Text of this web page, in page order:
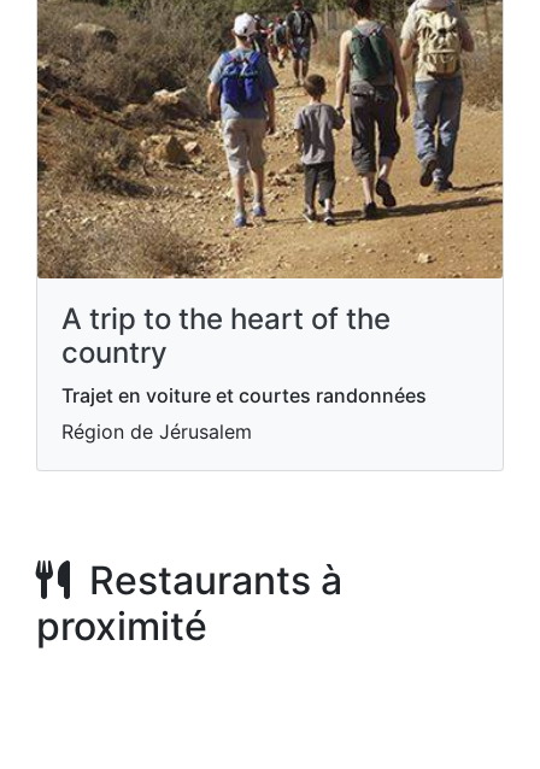
A trip to the heart of the
country
Trajet en voiture et courtes randonnées
Région de Jérusalem
Restaurants à
proximité